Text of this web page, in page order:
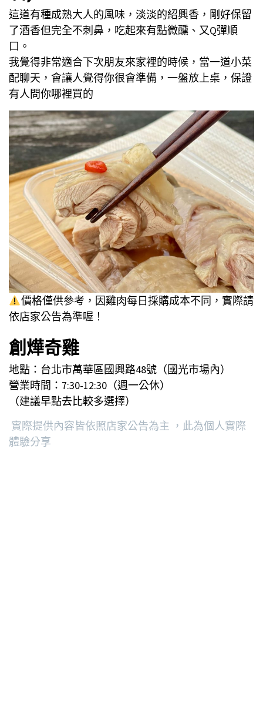
這道有種成熟大人的風味，淡淡的紹興香，剛好保留
了酒香但完全不刺鼻，吃起來有點微醺、又Q彈順
口。
我覺得非常適合下次朋友來家裡的時候，當一道小菜
配聊天，會讓人覺得你很會準備，一盤放上桌，保證
有人問你哪裡買的
價格僅供參考，因雞肉每日採購成本不同，實際請
依店家公告為準喔！
創燁奇雞
地點：台北市萬華區國興路48號（國光市場內）
營業時間：7:30-12:30（週一公休）
（建議早點去比較多選擇）
實際提供內容皆依照店家公告為主 ，此為個人實際
體驗分享